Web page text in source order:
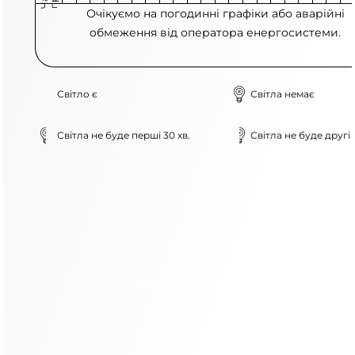
Очікуємо на погодинні графіки або аварійні
обмеження від оператора енергосистеми.
Світло є Світла немає
Світла не буде перші 30 хв. Світла не буде другі